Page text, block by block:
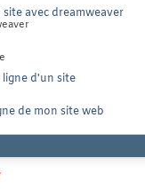
avec dreamweaver
ligne d'un site
de mon site web